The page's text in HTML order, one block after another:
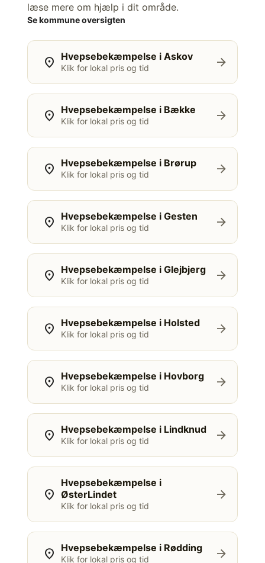
læse mere om hjælp i dit område.
Se kommune oversigten
location_on Hvepsebekæmpelse i Askov
Klik for lokal pris og tid arrow_forward
location_on Hvepsebekæmpelse i Bække
Klik for lokal pris og tid arrow_forward
location_on Hvepsebekæmpelse i Brørup
Klik for lokal pris og tid arrow_forward
location_on Hvepsebekæmpelse i Gesten
Klik for lokal pris og tid arrow_forward
location_on Hvepsebekæmpelse i Glejbjerg
Klik for lokal pris og tid arrow_forward
location_on Hvepsebekæmpelse i Holsted
Klik for lokal pris og tid arrow_forward
location_on Hvepsebekæmpelse i Hovborg
Klik for lokal pris og tid arrow_forward
location_on Hvepsebekæmpelse i Lindknud
Klik for lokal pris og tid arrow_forward
location_on
Hvepsebekæmpelse i
ØsterLindet
Klik for lokal pris og tid
arrow_forward
location_on Hvepsebekæmpelse i Rødding
Klik for lokal pris og tid arrow_forward